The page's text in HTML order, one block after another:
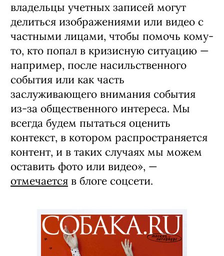
владельцы учетных записей могут
делиться изображениями или видео с
частными лицами, чтобы помочь кому-
то, кто попал в кризисную ситуацию —
например, после насильственного
события или как часть
заслуживающего внимания события
из-за общественного интереса. Мы
всегда будем пытаться оценить
контекст, в котором распространяется
контент, и в таких случаях мы можем
оставить фото или видео», —
отмечается в блоге соцсети.